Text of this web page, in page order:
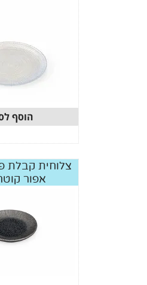
הוסף
צלוחית קבלת
אפור קוטר